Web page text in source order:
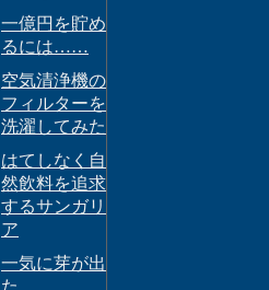
一億円を貯め
るには……
空気清浄機の
フィルターを
洗濯してみた
はてしなく自
然飲料を追求
するサンガリ
ア
一気に芽が出
た